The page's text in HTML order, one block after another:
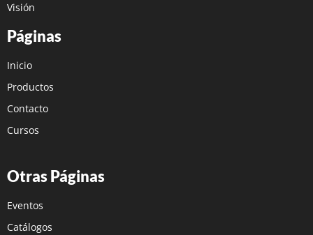
Visión
Páginas
Inicio
Productos
Contacto
Cursos
Otras Páginas
Eventos
Catálogos